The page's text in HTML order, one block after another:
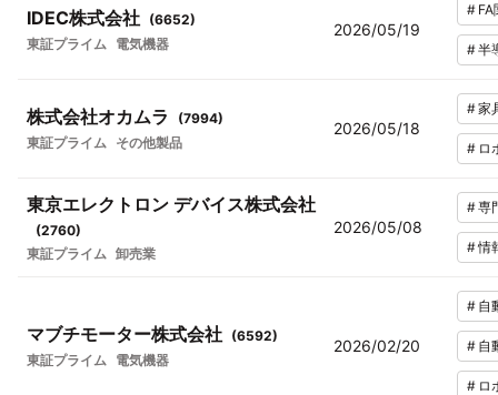
IDEC株式会社 (6652)
東証プライム 電気機器
2026/05/19
# FA
#半
株式会社オカムラ (7994)
東証プライム その他製品
2026/05/18
#家
# ロ
東京エレクトロン デバイス株式会社
(2760)
東証プライム 卸売業
2026/05/08
#専
#情
マブチモーター株式会社 (6592)
東証プライム 電気機器
2026/02/20
# 自
# 自
# ロ